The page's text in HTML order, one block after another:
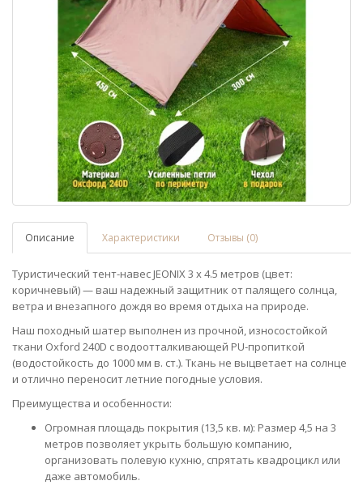
Описание Характеристики Отзывы (0)
Туристический тент-навес JEONIX 3 х 4.5 метров (цвет:
коричневый) — ваш надежный защитник от палящего солнца,
ветра и внезапного дождя во время отдыха на природе.
Наш походный шатер выполнен из прочной, износостойкой
ткани Oxford 240D с водоотталкивающей PU-пропиткой
(водостойкость до 1000 мм в. ст.). Ткань не выцветает на солнце
и отлично переносит летние погодные условия.
Преимущества и особенности:
Огромная площадь покрытия (13,5 кв. м): Размер 4,5 на 3
метров позволяет укрыть большую компанию,
организовать полевую кухню, спрятать квадроцикл или
даже автомобиль.